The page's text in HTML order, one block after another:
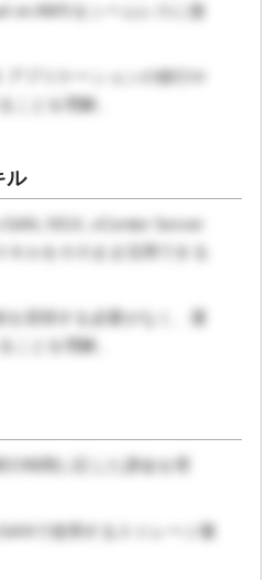
on AWSをシームレスに接
アプリケーションの移行や
ことを理解。
ル
NSX, vCenter Server
キルをそのまま活用できる
を習得する必要がなく、運
ことを理解。
行時間に応じた課金を理
で使用するストレージ量